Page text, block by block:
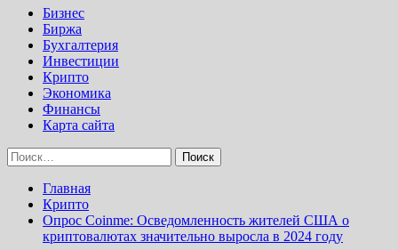
Бизнес
Биржа
Бухгалтерия
Инвестиции
Крипто
Экономика
Финансы
Карта сайта
Найти:
Главная
Крипто
Опрос Coinme: Осведомленность жителей США о
криптовалютах значительно выросла в 2024 году